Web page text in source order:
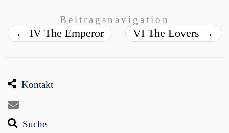
Beitragsnavigation
← IV The Emperor VI The Lovers →
Kontakt
Suche